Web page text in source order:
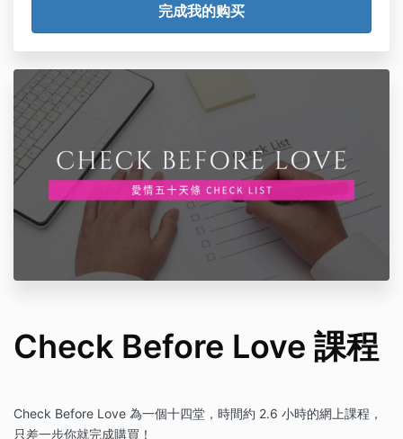
Check Before Love 課程
Check Before Love 為一個十四堂，時間約 2.6 小時的網上課程，
只差一步你就完成購買！